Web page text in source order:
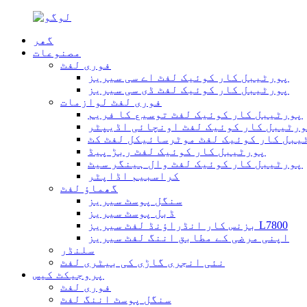
گھر
مصنوعات
فوری لفٹ
پورٹیبل کار کوئیک لفٹ اے سی سیریز
پورٹیبل کار کوئیک لفٹ ڈی سی سیریز
فوری لفٹ لوازمات
پورٹیبل کار کوئیک لفٹ توسیع کا فریم
کار کوئیک لفٹ اونچائی اڈیپٹر
کار کوئیک لفٹ موٹرسائیکل لفٹ کٹ
پورٹیبل کار کوئیک لفٹ ربڑ پیڈ
پورٹیبل کار کوئیک لفٹ وال ہینگر سیٹ
کراسبیم اڈاپٹر
گھماؤ لفٹ
سنگل پوسٹ سیریز
ڈبل پوسٹ سیریز
بزنس کار انڈراؤنڈ لفٹ سیریز L7800
اپنی مرضی کے مطابق اننگ لفٹ سیریز
سلنڈر
نئی انجری گاڑی کی بیٹری لفٹ
پروجیکٹ کیس
فوری لفٹ
سنگل پوسٹ اننگ لفٹ